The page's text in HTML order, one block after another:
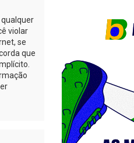
violar
se
que